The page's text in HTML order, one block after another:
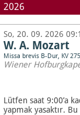
2026
So, 20. 09. 2026
W. A. Mozart
Missa brevis B-Dur, KV 275
Wiener
Lütfen saat 9:00’a
yapmak yasaktır. Bu